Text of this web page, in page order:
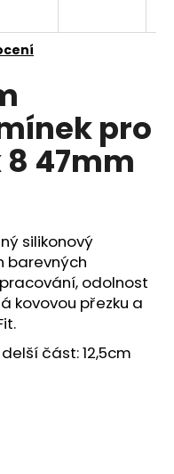
pro
47mm
silikonový
barevných
odolnost
kovovou přezku a
část: 12,5cm